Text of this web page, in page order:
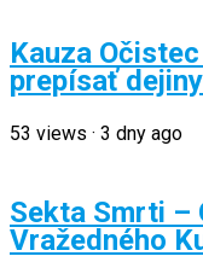
Kauza
prepísať
53 views · 3 dny ago
Sekta Smrti –
Vražedného